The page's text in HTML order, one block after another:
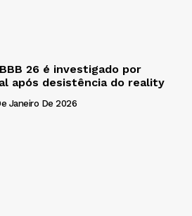
26 é investigado por
após desistência do reality
Janeiro De 2026